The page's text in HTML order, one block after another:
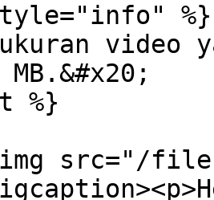
%}
video
%}
src="/